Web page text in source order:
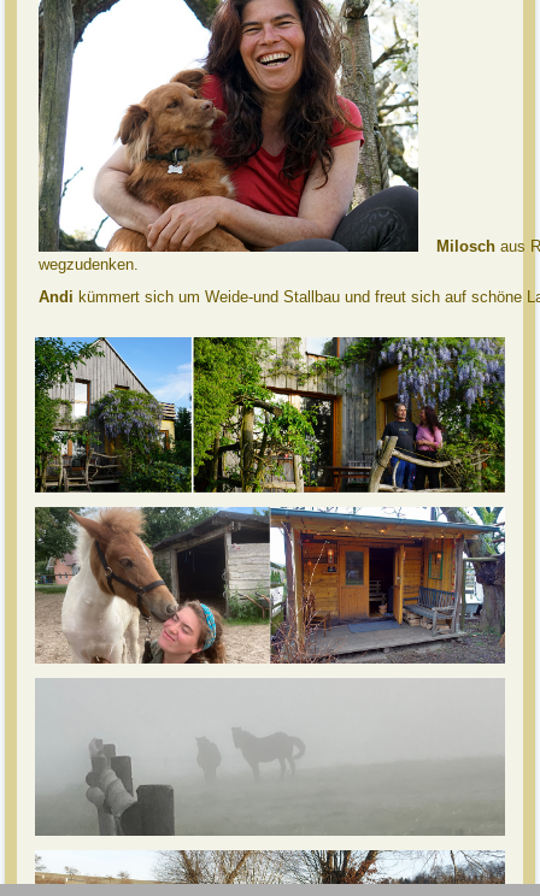
Milosch aus
wegzudenken.
Andi kümmert sich um Weide-und Stallbau und freut sich auf schöne